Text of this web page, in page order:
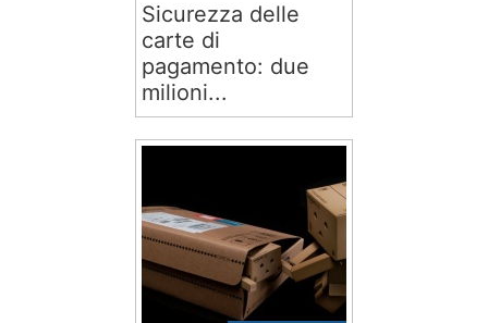
Sicurezza delle
carte di
pagamento: due
milioni...